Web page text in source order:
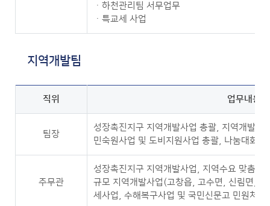
ㆍ하천관리팀 서무업무
ㆍ특교세 사업
지역개발팀
직위 업무내용
팀장
성장촉진지구 지역개발사업 총괄, 지역개발사
민숙원사업 및 도비지원사업 총괄, 나눔대화
주무관
성장촉진지구 지역개발사업, 지역수요 맞춤
규모 지역개발사업(고창읍, 고수면, 신림면,
세사업, 수해복구사업 및 국민신문고 민원처리